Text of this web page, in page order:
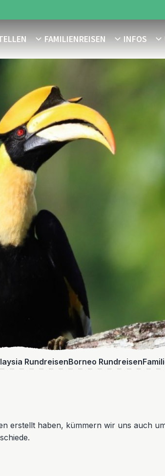
FAMILIENREISEN INFOS
RundreisenBorneo Rundreisen
erstellt haben, kümmern wir uns auch